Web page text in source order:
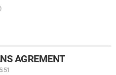
AGREMENT